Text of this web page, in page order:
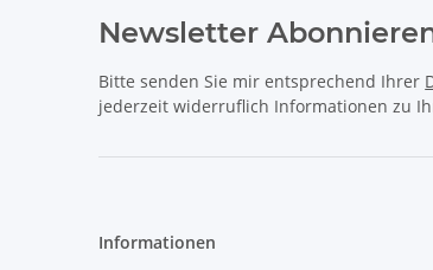
Newsletter
Bitte senden Sie mir entsprechend Ihrer
jederzeit widerruflich Informationen zu
Informationen